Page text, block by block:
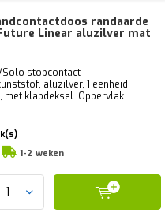
randaarde
Linear aluzilver mat
Solo stopcontact
aluzilver, 1 eenheid,
met klapdeksel. Oppervlak
1-2 weken